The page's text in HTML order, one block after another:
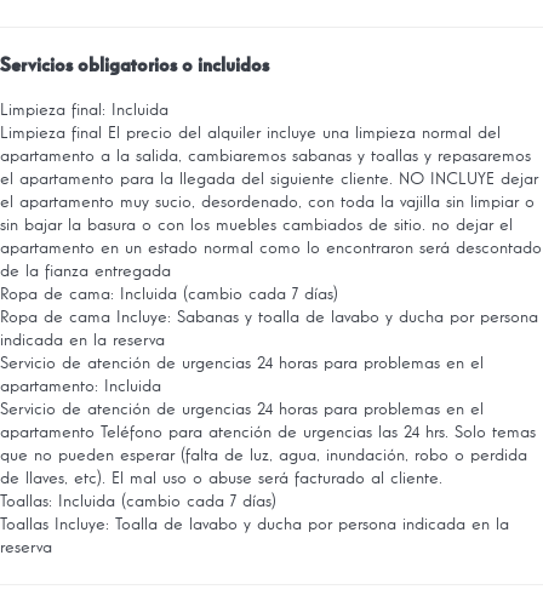
Servicios obligatorios o incluidos
Limpieza final: Incluida
Limpieza final
El precio del alquiler incluye una limpieza normal del
apartamento a la salida, cambiaremos sabanas y toallas y repasaremos
el apartamento para la llegada del siguiente cliente. NO INCLUYE dejar
el apartamento muy sucio, desordenado, con toda la vajilla sin limpiar o
sin bajar la basura o con los muebles cambiados de sitio. no dejar el
apartamento en un estado normal como lo encontraron será descontado
de la fianza entregada
Ropa de cama: Incluida (cambio cada 7 días)
Ropa de cama
Incluye: Sabanas y toalla de lavabo y ducha por persona
indicada en la reserva
Servicio de atención de urgencias 24 horas para problemas en el
apartamento: Incluida
Servicio de atención de urgencias 24 horas para problemas en el
apartamento
Teléfono para atención de urgencias las 24 hrs. Solo temas
que no pueden esperar (falta de luz, agua, inundación, robo o perdida
de llaves, etc). El mal uso o abuse será facturado al cliente.
Toallas: Incluida (cambio cada 7 días)
Toallas
Incluye: Toalla de lavabo y ducha por persona indicada en la
reserva